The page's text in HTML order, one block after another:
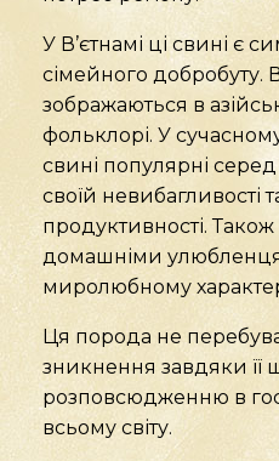
У В’єтнамі ці свині є
сімейного добробуту.
зображаються в
фольклорі. У
свині популярні
своїй невибагливості
продуктивності.
домашніми
миролюбному
Ця порода не
зникнення завдяки її
розповсюдженню в
всьому світу.